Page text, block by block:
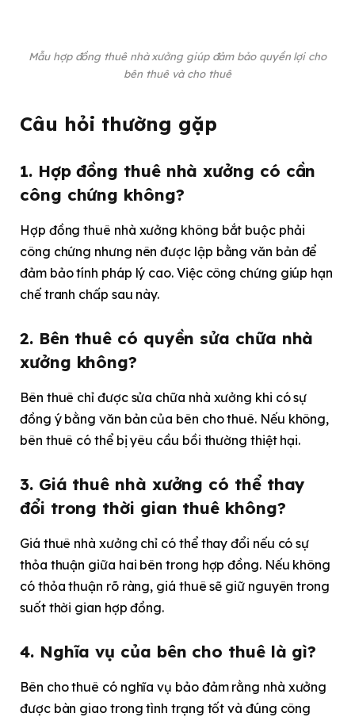
Mẫu hợp đồng thuê nhà xưởng giúp đảm bảo quyền lợi cho
bên thuê và cho thuê
Câu hỏi thường gặp
1. Hợp đồng thuê nhà xưởng có cần
công chứng không?
Hợp đồng thuê nhà xưởng không bắt buộc phải
công chứng nhưng nên được lập bằng văn bản để
đảm bảo tính pháp lý cao. Việc công chứng giúp hạn
chế tranh chấp sau này.
2. Bên thuê có quyền sửa chữa nhà
xưởng không?
Bên thuê chỉ được sửa chữa nhà xưởng khi có sự
đồng ý bằng văn bản của bên cho thuê. Nếu không,
bên thuê có thể bị yêu cầu bồi thường thiệt hại.
3. Giá thuê nhà xưởng có thể thay
đổi trong thời gian thuê không?
Giá thuê nhà xưởng chỉ có thể thay đổi nếu có sự
thỏa thuận giữa hai bên trong hợp đồng. Nếu không
có thỏa thuận rõ ràng, giá thuê sẽ giữ nguyên trong
suốt thời gian hợp đồng.
4. Nghĩa vụ của bên cho thuê là gì?
Bên cho thuê có nghĩa vụ bảo đảm rằng nhà xưởng
được bàn giao trong tình trạng tốt và đúng công